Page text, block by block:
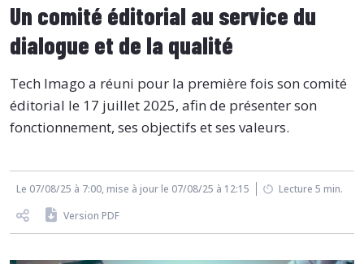
Un comité éditorial au service du
dialogue et de la qualité
Tech Imago a réuni pour la première fois son comité
éditorial le 17 juillet 2025, afin de présenter son
fonctionnement, ses objectifs et ses valeurs.
Le 07/08/25 à 7:00, mise à jour le 07/08/25 à 12:15
Lecture 5 min.
Version PDF